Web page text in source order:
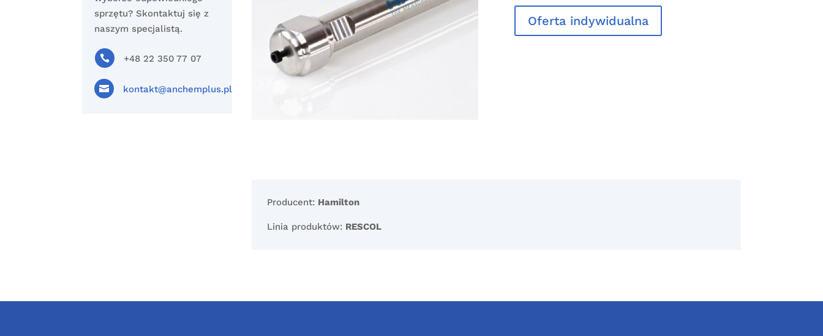
sprzętu? Skontaktuj się z
naszym specjalistą.
 +48 22 350 77 07
 kontakt@anchemplus.pl
Oferta indywidualna
Producent: Hamilton
Linia produktów: RESCOL